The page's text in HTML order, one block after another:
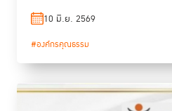
10 มิ.ย. 2569
#องค์กรคุณธรรม